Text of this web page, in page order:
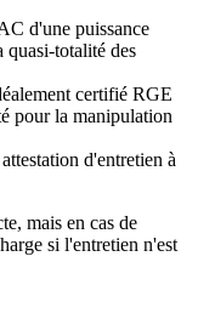
d'une puissance
totalité des
certifié RGE
pour la manipulation
d'entretien à
mais en cas de
si l'entretien n'est